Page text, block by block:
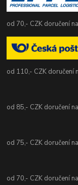
od 70,- CZK doručení
od 110,- CZK doručení
od 85,- CZK doručení
od 75,- CZK doručení
od 70,- CZK doručení